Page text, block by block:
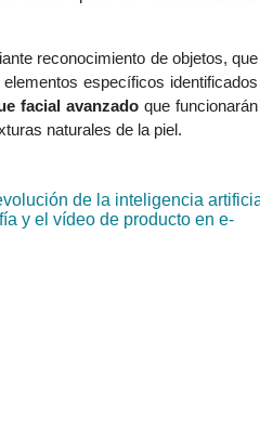
reconocimiento de objetos, que
específicos identificados
facial avanzado que funcionarán
naturales de la piel.